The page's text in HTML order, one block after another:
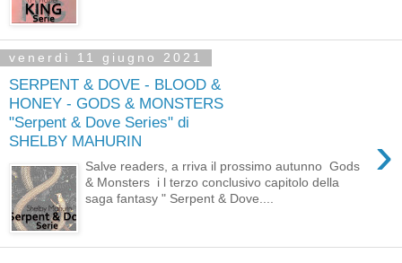
venerdì 11 giugno 2021
SERPENT & DOVE - BLOOD &
HONEY - GODS & MONSTERS
"Serpent & Dove Series" di
SHELBY MAHURIN
›
Salve readers, a rriva il prossimo autunno Gods
& Monsters i l terzo conclusivo capitolo della
saga fantasy " Serpent & Dove....